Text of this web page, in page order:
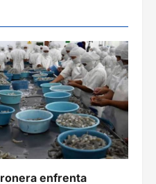
enfrenta